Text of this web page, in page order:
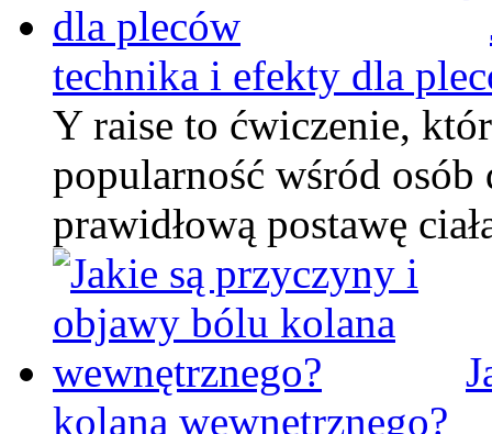
technika i efekty dla
Y raise to ćwiczenie,
popularność wśród
prawidłową postawę
kolana wewnętrznego?